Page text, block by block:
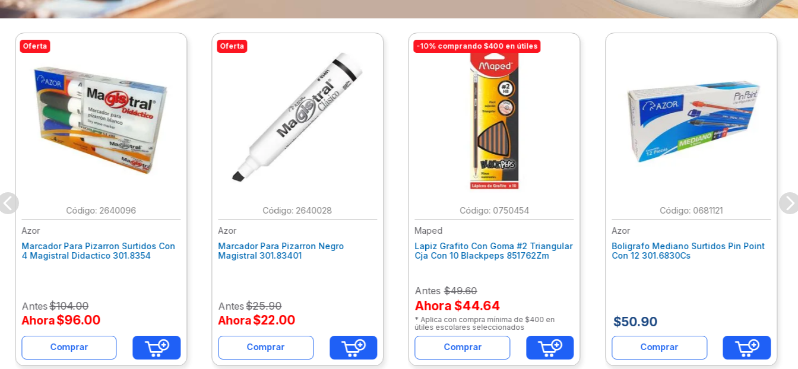
Oferta
: 2640096
Azor
Marcador Para Pizarron Surtidos Con
4 Magistral Didactico 301.8354
Antes$104.00
Ahora$96.00
Comprar
Oferta
: 2640028
Azor
Marcador Para Pizarron Negro
Magistral 301.83401
Antes$25.90
Ahora$22.00
Comprar
-10% comprando $400 en útiles
: 0750454
Maped
Lapiz Grafito Con Goma #2 Triangular
Cja Con 10 Blackpeps 851762Zm
Antes$49.60
Ahora$44.64
* Aplica con compra mínima de $400 en
útiles escolares seleccionados
Comprar
: 0681121
Azor
Boligrafo Mediano Surtidos Pin Point
Con 12 301.6830Cs
$50.90
Comprar